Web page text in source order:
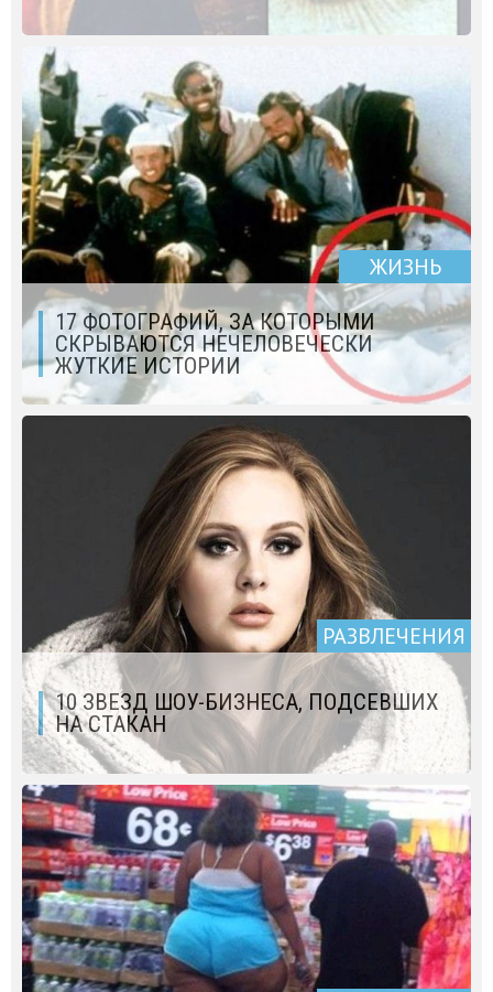
ЖИЗНЬ
17 ФОТОГРАФИЙ, ЗА КОТОРЫМИ
СКРЫВАЮТСЯ НЕЧЕЛОВЕЧЕСКИ
ЖУТКИЕ ИСТОРИИ
РАЗВЛЕЧЕНИЯ
10 ЗВЕЗД ШОУ-БИЗНЕСА, ПОДСЕВШИХ
НА СТАКАН